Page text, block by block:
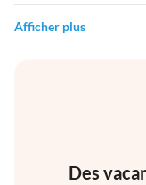
Afficher plus
Des